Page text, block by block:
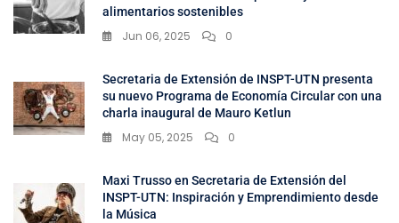
alimentarios sostenibles
Jun 06, 2025 0
Secretaria de Extensión de INSPT-UTN presenta
su nuevo Programa de Economía Circular con una
charla inaugural de Mauro Ketlun
May 05, 2025 0
Maxi Trusso en Secretaria de Extensión del
INSPT-UTN: Inspiración y Emprendimiento desde
la Música